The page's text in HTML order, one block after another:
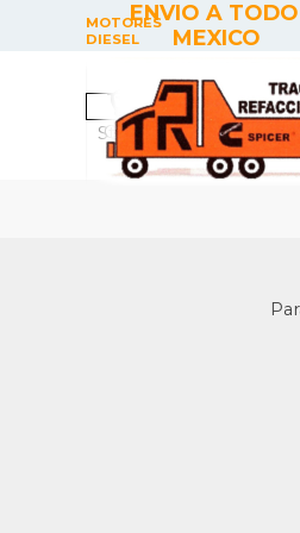
Vaya al ContenidoENVIO A TODO
MEXICO
MOTORES
DIESEL
Cart
Store